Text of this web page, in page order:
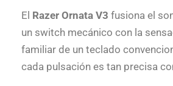
El Razer Ornata V3 fusiona el
un switch mecánico con la
familiar de un teclado
cada pulsación es tan precisa